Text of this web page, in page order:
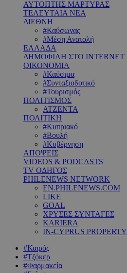
ΑΥΤΟΠΤΗΣ ΜΑΡΤΥΡΑΣ
ΤΕΛΕΥΤΑΙΑ ΝΕΑ
ΔΙΕΘΝΗ
#Καύσωνας
#Μέση Ανατολή
ΕΛΛΑΔΑ
ΔΗΜΟΦΙΛΗ ΣΤΟ INTERNET
ΟΙΚΟΝΟΜΙΑ
#Καύσιμα
#Συνταξιοδοτικό
#Τουρισμός
ΠΟΛΙΤΙΣΜΟΣ
ΑΤΖΕΝΤΑ
ΠΟΛΙΤΙΚΗ
#Κυπριακό
#Βουλή
#Κυβέρνηση
ΑΠΟΨΕΙΣ
VIDEOS & PODCASTS
TV ΟΔΗΓΟΣ
PHILENEWS NETWORK
EN.PHILENEWS.COM
LIKE
GOAL
ΧΡΥΣΕΣ ΣΥΝΤΑΓΕΣ
KARIERA
IN-CYPRUS PROPERTY
#Καιρός
#Τζόκερ
#Φαρμακεία